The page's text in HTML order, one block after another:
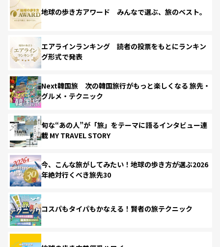
地球の歩き方アワード みんなで選ぶ、旅のベスト。
エアラインランキング 読者の投票をもとにランキン
グ形式で発表
Next韓国旅 次の韓国旅行がもっと楽しくなる 旅先・
グルメ・テクニック
旬な“あの人”が「旅」をテーマに語るインタビュー連
載 MY TRAVEL STORY
今、こんな旅がしてみたい！地球の歩き方が選ぶ2026
年絶対行くべき旅先30
コスパもタイパもかなえる！賢者の旅テクニック